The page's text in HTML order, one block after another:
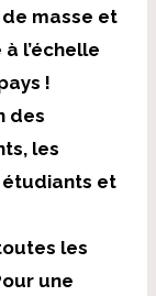
masse et
l’échelle
!
des
les
étudiants et
les
une